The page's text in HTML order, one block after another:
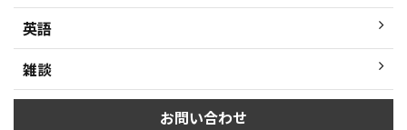
英語
雑談
お問い合わせ